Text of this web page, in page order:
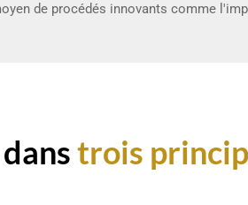
de procédés innovants comme
trois